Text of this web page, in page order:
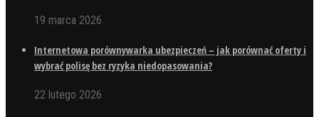
19 marca 2026
Internetowa porównywarka ubezpieczeń – jak porównać oferty i
wybrać polisę bez ryzyka niedopasowania?
22 lutego 2026